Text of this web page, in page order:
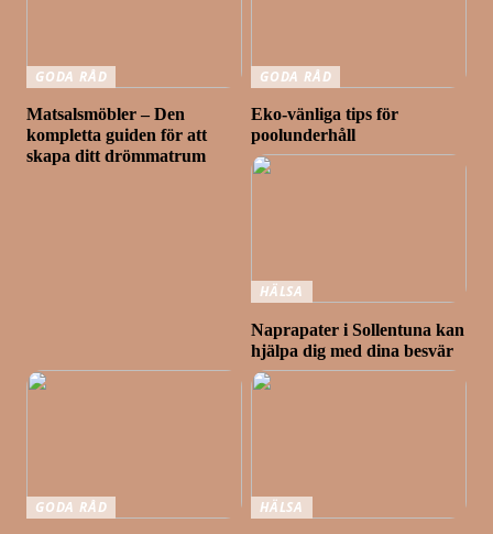
GODA RÅD
Matsalsmöbler – Den
kompletta guiden för att
skapa ditt drömmatrum
GODA RÅD
Eko-vänliga tips för
poolunderhåll
HÄLSA
Naprapater i Sollentuna kan
hjälpa dig med dina besvär
GODA RÅD HÄLSA